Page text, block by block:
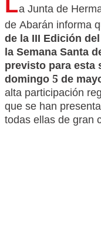
La Junta de
de Abarán informa
de la III Edición
la Semana Santa
previsto para esta
domingo 5 de
alta participación
que se han
todas ellas de gran